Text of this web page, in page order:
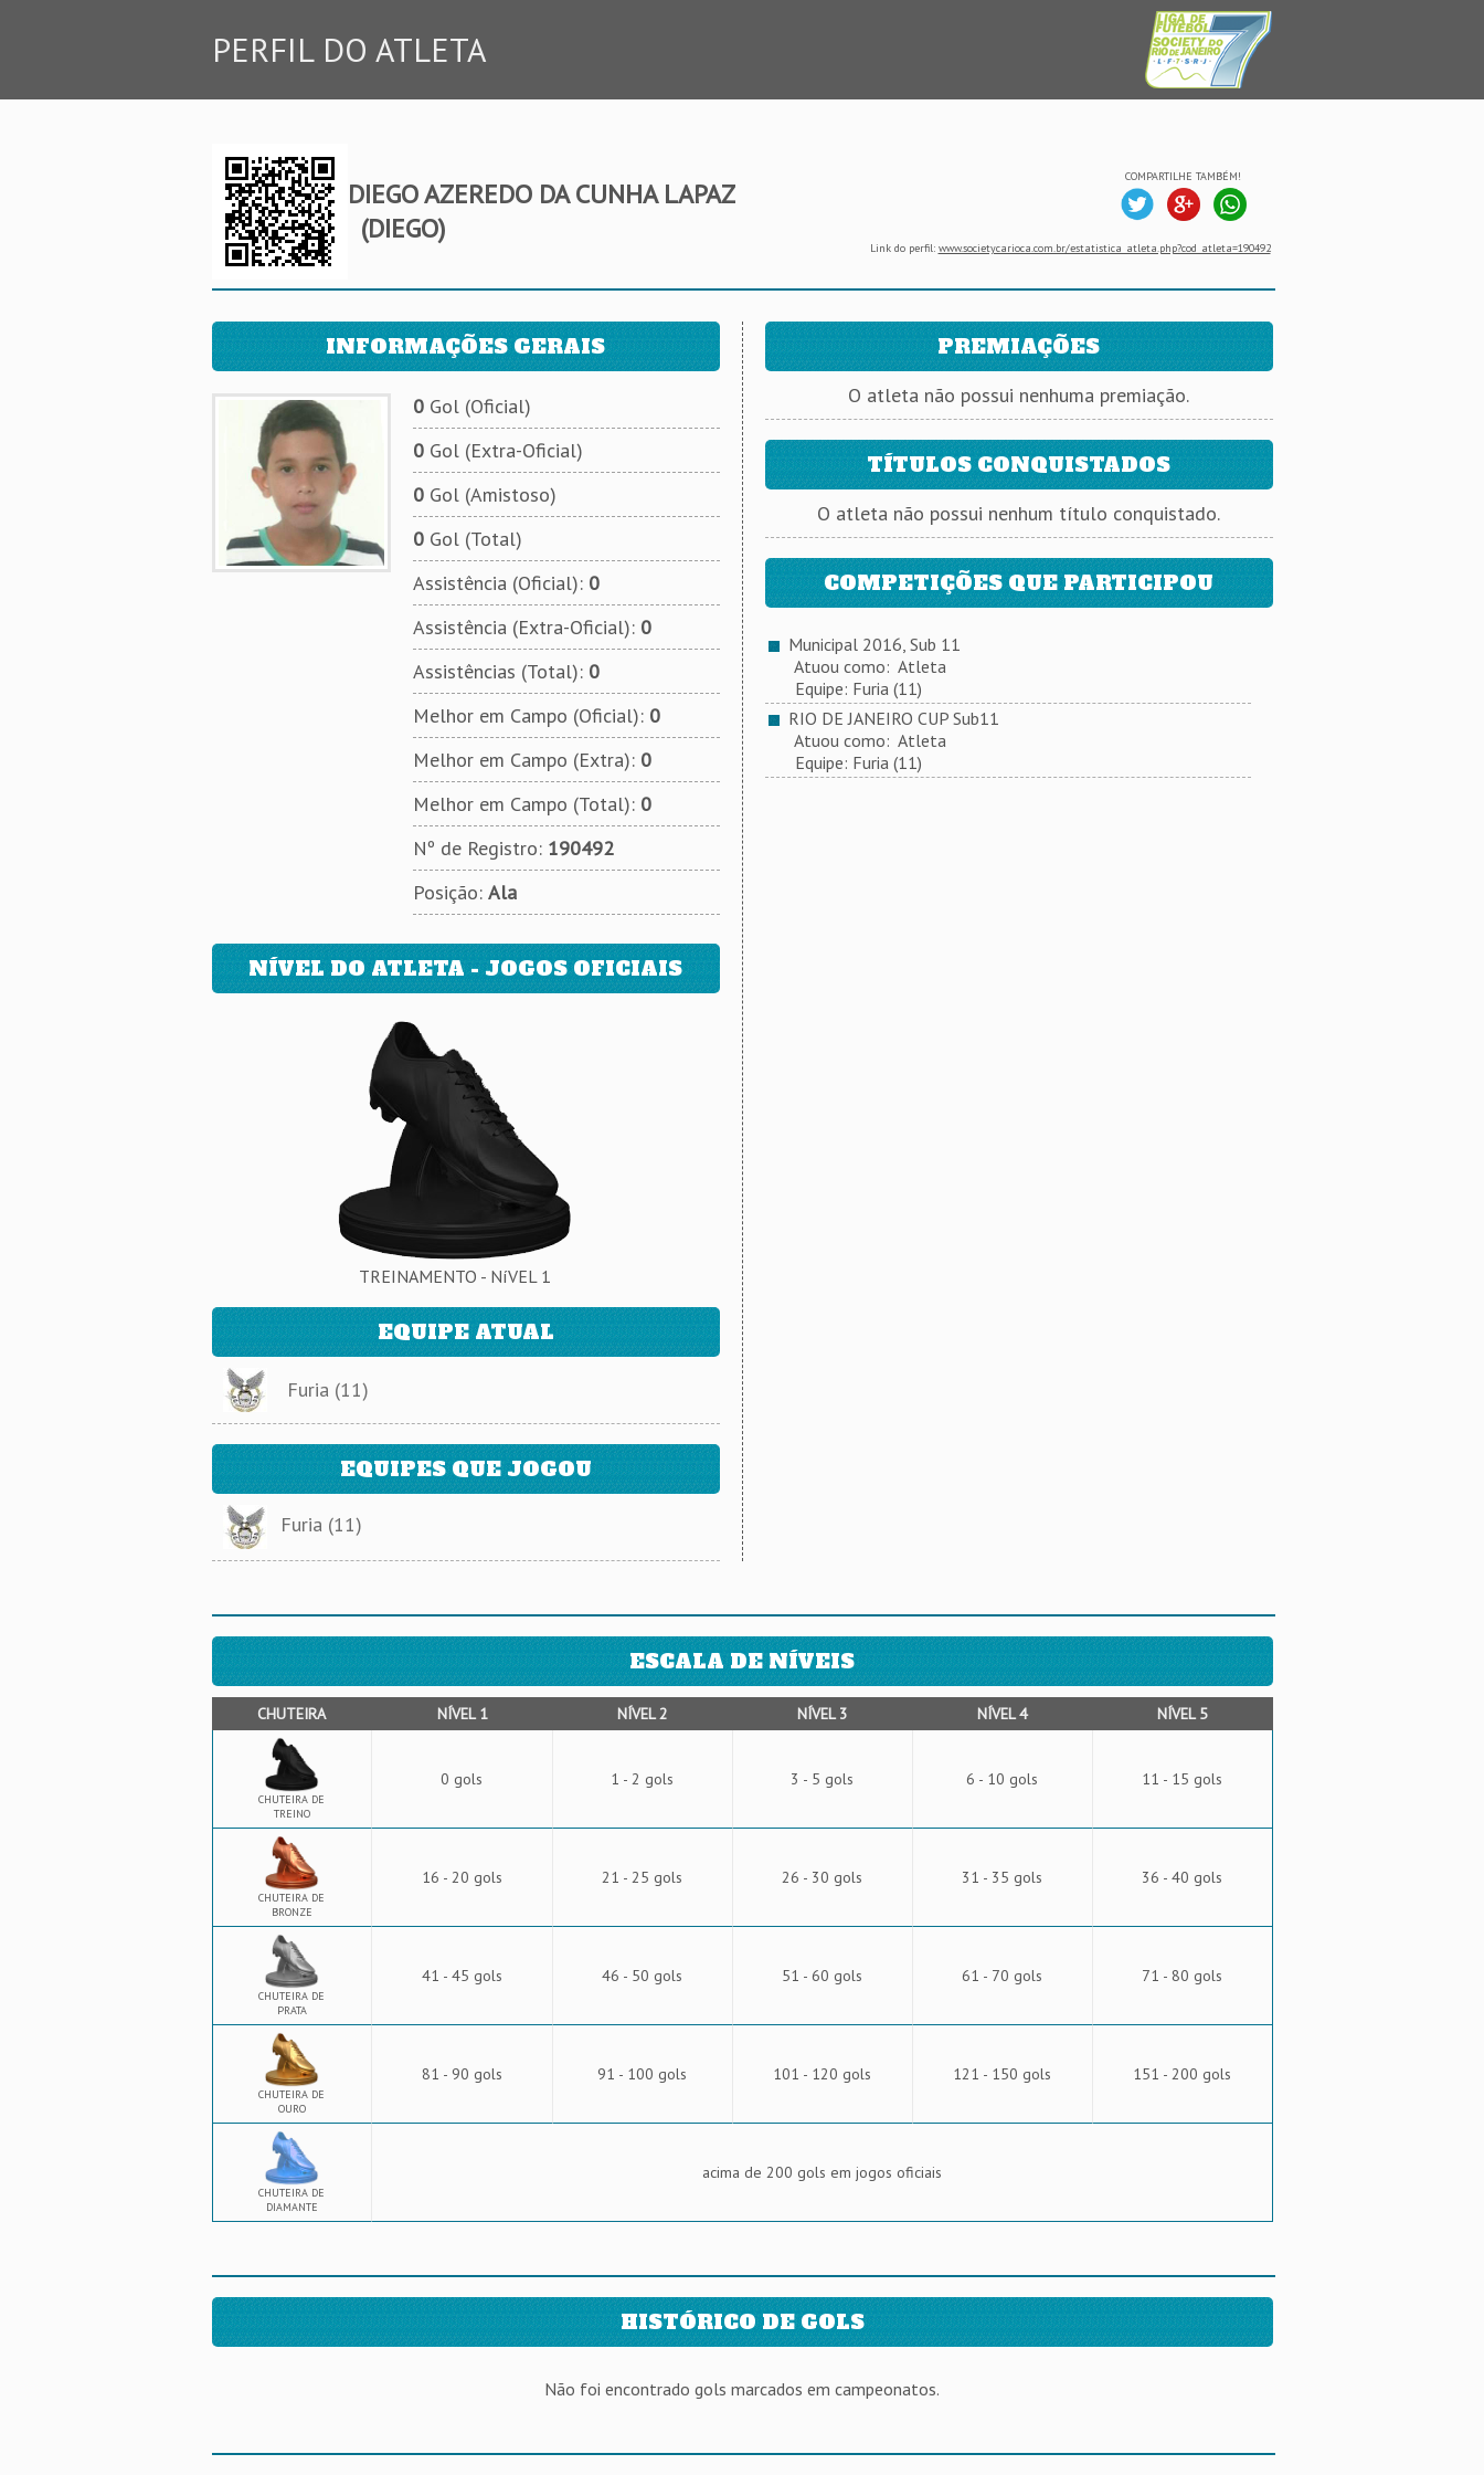
PERFIL DO ATLETA
DIEGO AZEREDO DA CUNHA LAPAZ
(DIEGO)
COMPARTILHE TAMBÉM!
Link do perfil: www.societycarioca.com.br/estatistica_atleta.php?cod_atleta=190492
INFORMAÇÕES GERAIS
0Gol (Oficial)
0Gol (Extra-Oficial)
0Gol (Amistoso)
0Gol (Total)
Assistência (Oficial): 0
Assistência (Extra-Oficial): 0
Assistências (Total): 0
Melhor em Campo (Oficial): 0
Melhor em Campo (Extra): 0
Melhor em Campo (Total): 0
Nº de Registro: 190492
Posição: Ala
NÍVEL DO ATLETA - JOGOS OFICIAIS
TREINAMENTO - NíVEL 1
EQUIPE ATUAL
Furia (11)
EQUIPES QUE JOGOU
Furia (11)
PREMIAÇÕES
O atleta não possui nenhuma premiação.
TÍTULOS CONQUISTADOS
O atleta não possui nenhum título conquistado.
COMPETIÇÕES QUE PARTICIPOU
Municipal 2016, Sub 11
Atuou como: Atleta
Equipe: Furia (11)
RIO DE JANEIRO CUP Sub11
Atuou como: Atleta
Equipe: Furia (11)
ESCALA DE NÍVEIS
CHUTEIRA NÍVEL 1 NÍVEL 2 NÍVEL 3 NÍVEL 4 NÍVEL 5
CHUTEIRA DE
TREINO
0 gols 1 - 2 gols 3 - 5 gols 6 - 10 gols 11 - 15 gols
CHUTEIRA DE
BRONZE
16 - 20 gols 21 - 25 gols 26 - 30 gols 31 - 35 gols 36 - 40 gols
CHUTEIRA DE
PRATA
41 - 45 gols 46 - 50 gols 51 - 60 gols 61 - 70 gols 71 - 80 gols
CHUTEIRA DE
OURO
81 - 90 gols 91 - 100 gols 101 - 120 gols 121 - 150 gols 151 - 200 gols
CHUTEIRA DE
DIAMANTE
acima de 200 gols em jogos oficiais
HISTÓRICO DE GOLS
Não foi encontrado gols marcados em campeonatos.